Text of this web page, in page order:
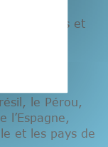
et
et
approche
et
ou des
» de
le Pérou,
l’Espagne,
et les pays de